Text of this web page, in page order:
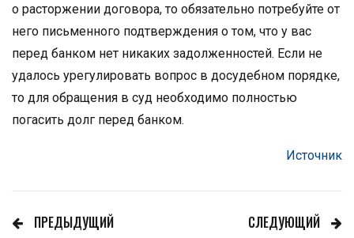
о расторжении договора, то обязательно потребуйте от
него письменного подтверждения о том, что у вас
перед банком нет никаких задолженностей. Если не
удалось урегулировать вопрос в досудебном порядке,
то для обращения в суд необходимо полностью
погасить долг перед банком.
Источник
ПРЕДЫДУЩИЙ
СЛЕДУЮЩИЙ